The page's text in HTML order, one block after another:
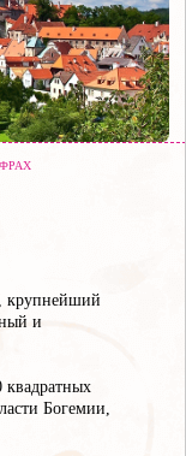
крупнейший
и
квадратных
Богемии,